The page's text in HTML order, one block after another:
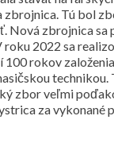
zbrojnica. Tú bol
Nová zbrojnica sa
roku 2022 sa
100 rokov
technikou.
zbor veľmi
za vykonané